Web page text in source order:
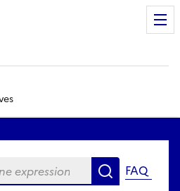
expression Rechercher
FAQ